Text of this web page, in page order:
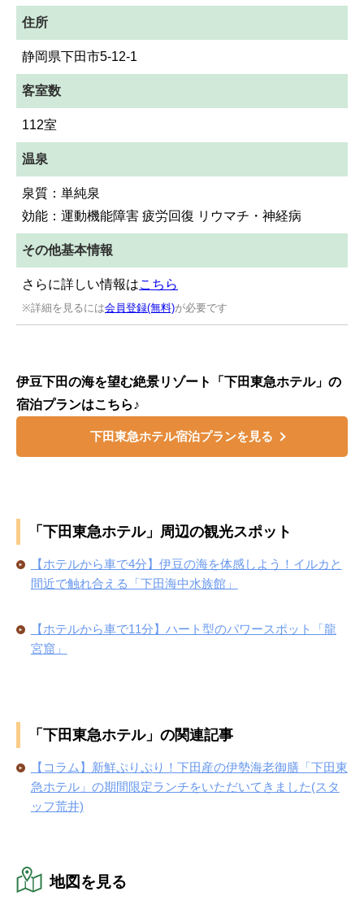
住所
静岡県下田市5-12-1
客室数
112室
温泉
泉質：単純泉
効能：運動機能障害 疲労回復 リウマチ・神経病
その他基本情報
さらに詳しい情報はこちら
※詳細を見るには会員登録(無料)が必要です
伊豆下田の海を望む絶景リゾート「下田東急ホテル」の
宿泊プランはこちら♪
下田東急ホテル宿泊プランを見る
「下田東急ホテル」周辺の観光スポット
【ホテルから車で4分】伊豆の海を体感しよう！イルカと
間近で触れ合える「下田海中水族館」
【ホテルから車で11分】ハート型のパワースポット「龍
宮窟」
「下田東急ホテル」の関連記事
【コラム】新鮮ぷりぷり！下田産の伊勢海老御膳「下田東
急ホテル」の期間限定ランチをいただいてきました(スタ
ッフ荒井)
地図を見る